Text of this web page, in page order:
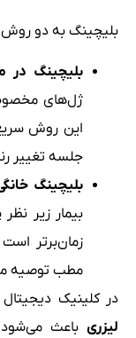
بلیچینگ به دو
بلیچینگ در
ژل‌های
این روش
جلسه تغییر
بلیچینگ
بیمار زیر
زمان‌برتر
مطب توصیه
در کلینیک دیجیتال
لیزری باعث